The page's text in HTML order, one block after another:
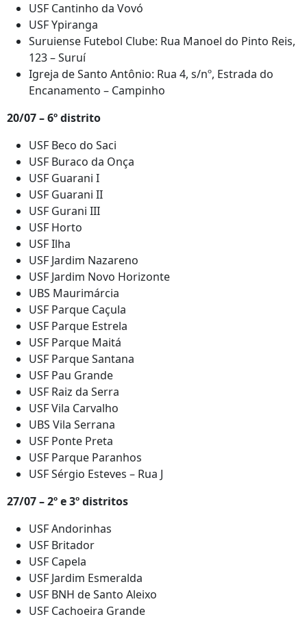
USF Cantinho da Vovó
USF Ypiranga
Suruiense Futebol Clube: Rua Manoel do Pinto Reis,
123 – Suruí
Igreja de Santo Antônio: Rua 4, s/nº, Estrada do
Encanamento – Campinho
20/07 – 6º distrito
USF Beco do Saci
USF Buraco da Onça
USF Guarani I
USF Guarani II
USF Gurani III
USF Horto
USF Ilha
USF Jardim Nazareno
USF Jardim Novo Horizonte
UBS Maurimárcia
USF Parque Caçula
USF Parque Estrela
USF Parque Maitá
USF Parque Santana
USF Pau Grande
USF Raiz da Serra
USF Vila Carvalho
UBS Vila Serrana
USF Ponte Preta
USF Parque Paranhos
USF Sérgio Esteves – Rua J
27/07 – 2º e 3º distritos
USF Andorinhas
USF Britador
USF Capela
USF Jardim Esmeralda
USF BNH de Santo Aleixo
USF Cachoeira Grande